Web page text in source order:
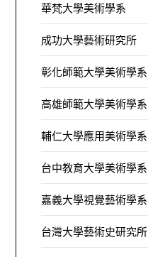
華梵大學美術學系
成功大學藝術研究所
彰化師範大學美術學系
高雄師範大學美術學系
輔仁大學應用美術學系
台中教育大學美術學系
嘉義大學視覺藝術學系
台灣大學藝術史研究所